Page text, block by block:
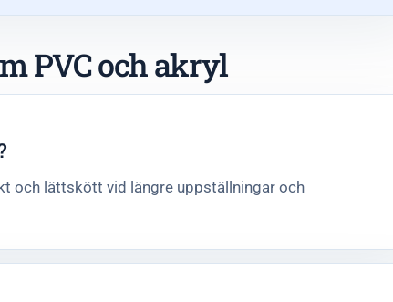
PVC och akryl
och lättskött vid längre uppställningar och